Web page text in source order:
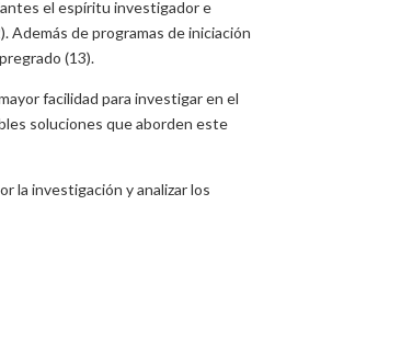
el espíritu investigador e
Además de programas de iniciación
(13).
facilidad para investigar en el
soluciones que aborden este
la investigación y analizar los